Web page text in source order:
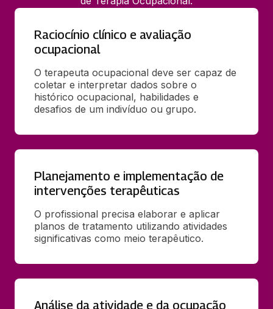
Raciocínio clínico e avaliação
ocupacional
O terapeuta ocupacional deve ser capaz de
coletar e interpretar dados sobre o
histórico ocupacional, habilidades e
desafios de um indivíduo ou grupo.
Planejamento e implementação de
intervenções terapêuticas
O profissional precisa elaborar e aplicar
planos de tratamento utilizando atividades
significativas como meio terapêutico.
Análise da atividade e da ocupação